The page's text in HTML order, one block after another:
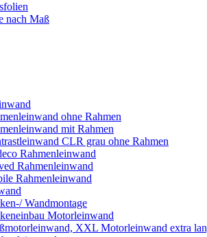
nach Maß
ohne Rahmen
mit Rahmen
CLR grau ohne Rahmen
Rahmenleinwand
Rahmenleinwand
Rahmenleinwand
Wandmontage
Motorleinwand
XXL Motorleinwand extra